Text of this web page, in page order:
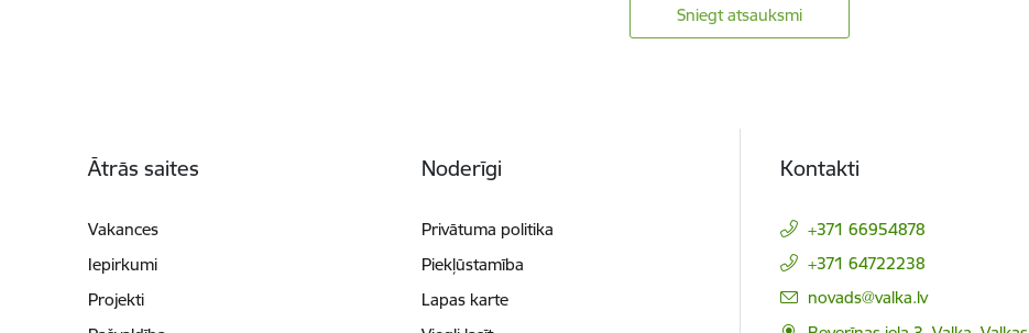
Sniegt atsauksmi
Ātrās saites
Vakances
Iepirkumi
Projekti
Noderīgi
Privātuma politika
Piekļūstamība
Lapas karte
Kontakti
+371 66954878
+371 64722238
E-pasts:
novads@valka.lv